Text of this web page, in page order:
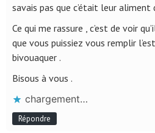
savais pas que c’était leur aliment
Ce qui me rassure , c’est de voir
que vous puissiez vous remplir
bivouaquer .
Bisous à vous .
chargement…
Répondre